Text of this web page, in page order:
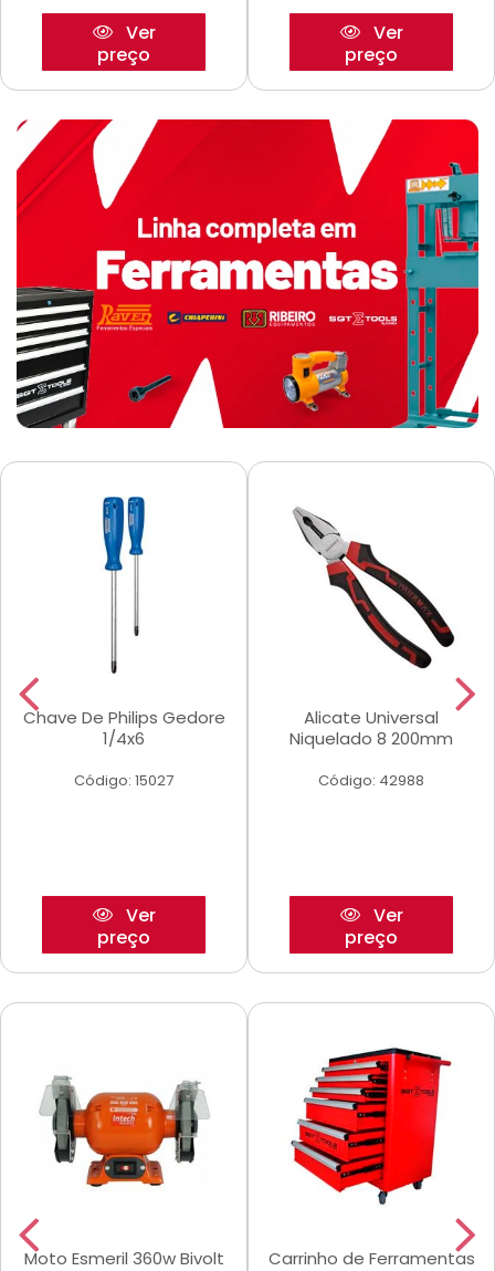
Ver
preço
Ver
preço
Chave De Philips Gedore
1/4x6
Código: 15027
Ver
preço
Alicate Universal
Niquelado 8 200mm
Código: 42988
Ver
preço
Moto Esmeril 360w Bivolt
Carrinho de Ferramentas